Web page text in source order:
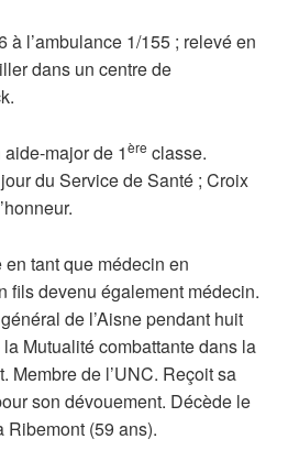
à l’ambulance 1/155 ; relevé en
dans un centre de
major de 1ère classe.
du Service de Santé ; Croix
tant que médecin en
fils devenu également médecin.
de l’Aisne pendant huit
Mutualité combattante dans la
Membre de l’UNC. Reçoit sa
son dévouement. Décède le
Ribemont (59 ans).